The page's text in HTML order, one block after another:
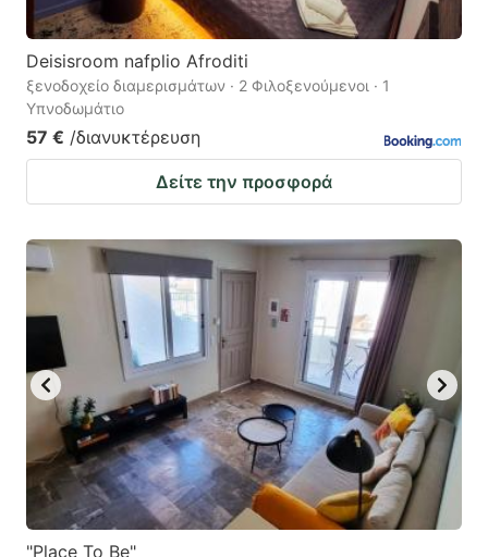
Deisisroom nafplio Afroditi
ξενοδοχείο διαμερισμάτων · 2 Φιλοξενούμενοι · 1
Υπνοδωμάτιο
57 € /διανυκτέρευση
Δείτε την προσφορά
"Place To Be"